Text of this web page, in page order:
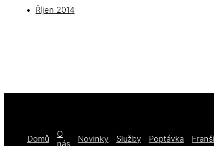
Říjen 2014
Domů
O
nás
Novinky Služby Poptávka